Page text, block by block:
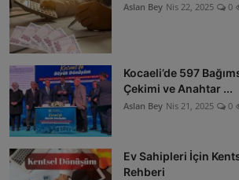
Aslan Bey Nis 22, 2025 0
Kocaeli’de 597
Çekimi ve Anahtar ...
Aslan Bey Nis 21, 2025 0
Ev Sahipleri İçin
Rehberi